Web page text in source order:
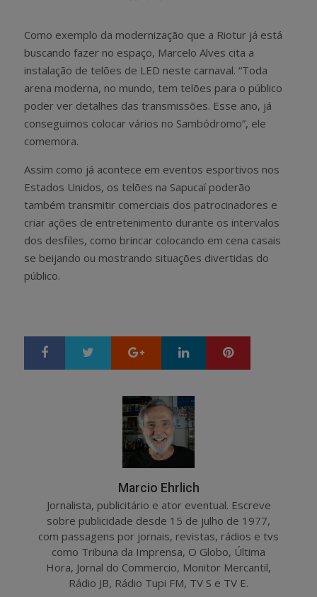
Como exemplo da modernização que a Riotur já está
buscando fazer no espaço, Marcelo Alves cita a
instalação de telões de LED neste carnaval. “Toda
arena moderna, no mundo, tem telões para o público
poder ver detalhes das transmissões. Esse ano, já
conseguimos colocar vários no Sambódromo”, ele
comemora.
Assim como já acontece em eventos esportivos nos
Estados Unidos, os telões na Sapucaí poderão
também transmitir comerciais dos patrocinadores e
criar ações de entretenimento durante os intervalos
dos desfiles, como brincar colocando em cena casais
se beijando ou mostrando situações divertidas do
público.
Google+ LinkedIn
Marcio Ehrlich
Jornalista, publicitário e ator eventual. Escreve
sobre publicidade desde 15 de julho de 1977,
com passagens por jornais, revistas, rádios e tvs
como Tribuna da Imprensa, O Globo, Última
Hora, Jornal do Commercio, Monitor Mercantil,
Rádio JB, Rádio Tupi FM, TV S e TV E.